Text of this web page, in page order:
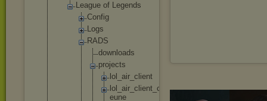
League of Legends
Config
Logs
RADS
downl oads
projects
lo
air_ cl ient
lo
air_ cl ient _c fig_
eune